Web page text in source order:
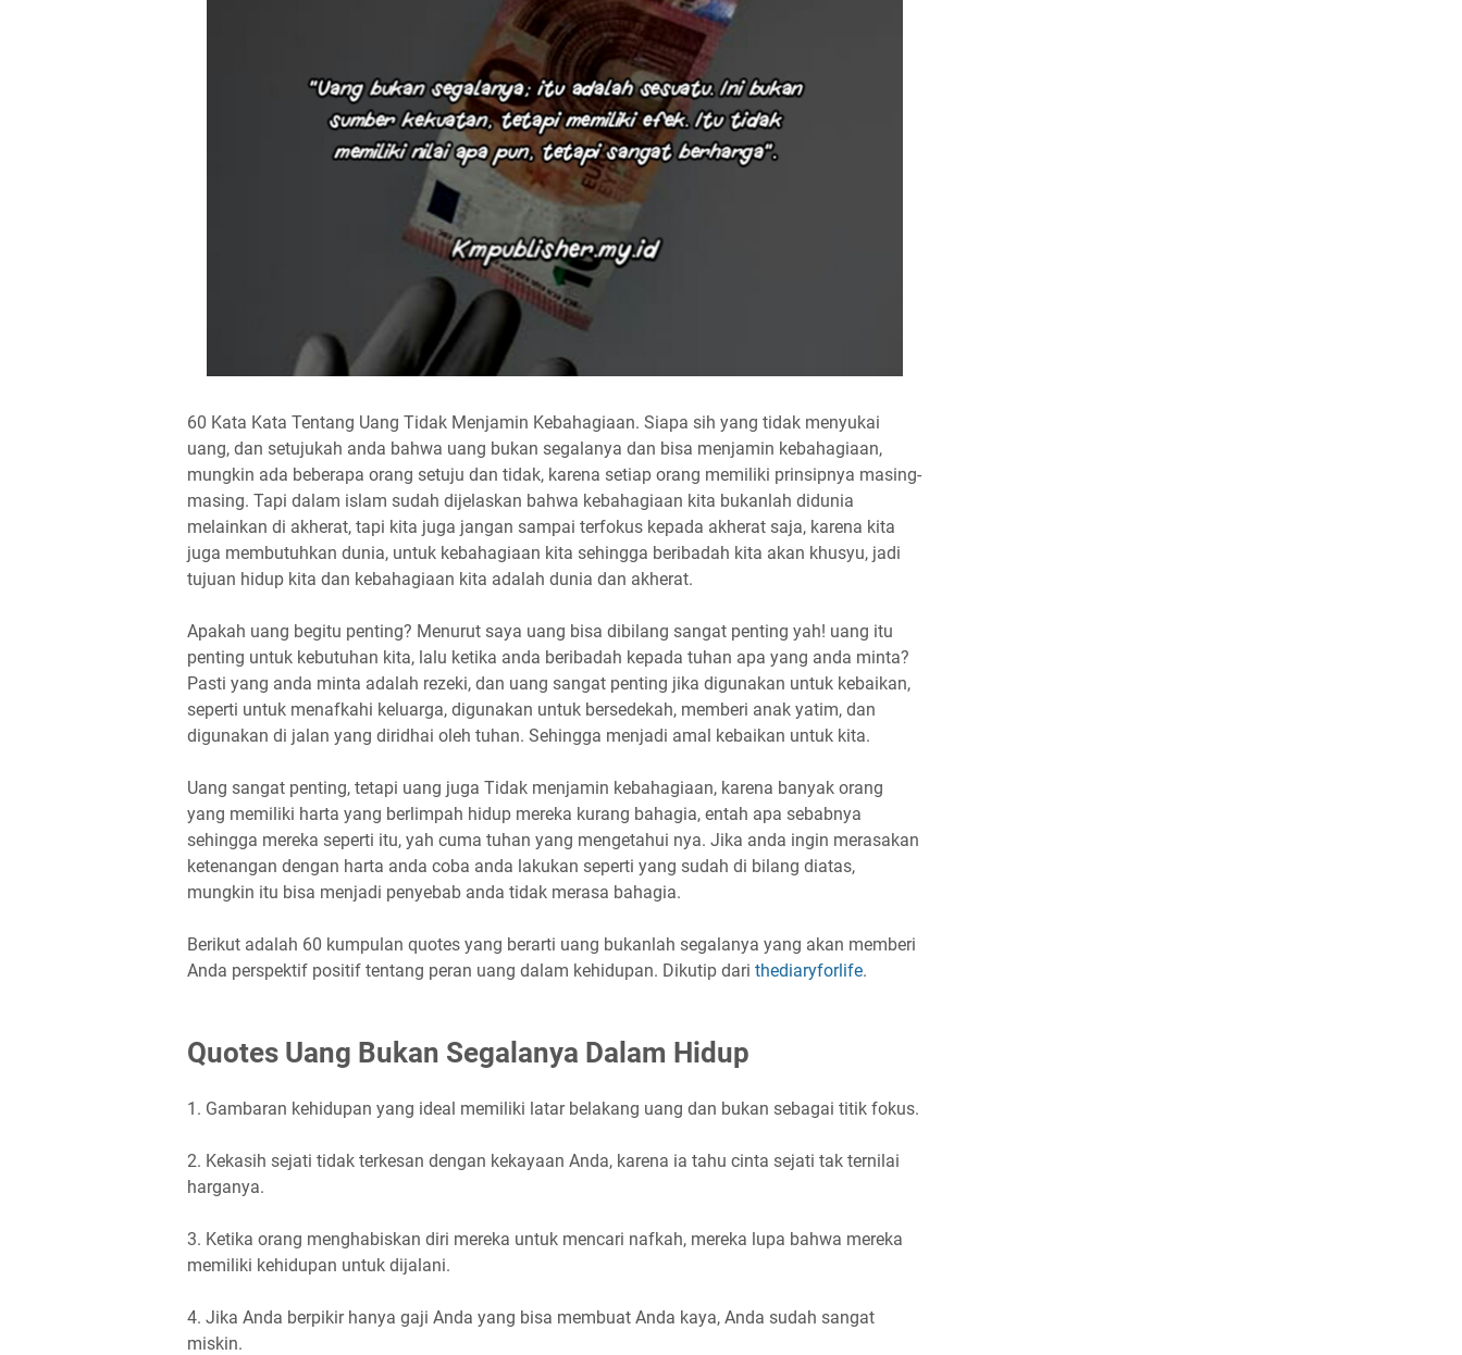
60 Kata Kata Tentang Uang Tidak Menjamin Kebahagiaan. Siapa sih yang tidak menyukai
uang, dan setujukah anda bahwa uang bukan segalanya dan bisa menjamin kebahagiaan,
mungkin ada beberapa orang setuju dan tidak, karena setiap orang memiliki prinsipnya masing-
masing. Tapi dalam islam sudah dijelaskan bahwa kebahagiaan kita bukanlah didunia
melainkan di akherat, tapi kita juga jangan sampai terfokus kepada akherat saja, karena kita
juga membutuhkan dunia, untuk kebahagiaan kita sehingga beribadah kita akan khusyu, jadi
tujuan hidup kita dan kebahagiaan kita adalah dunia dan akherat.
Apakah uang begitu penting? Menurut saya uang bisa dibilang sangat penting yah! uang itu
penting untuk kebutuhan kita, lalu ketika anda beribadah kepada tuhan apa yang anda minta?
Pasti yang anda minta adalah rezeki, dan uang sangat penting jika digunakan untuk kebaikan,
seperti untuk menafkahi keluarga, digunakan untuk bersedekah, memberi anak yatim, dan
digunakan di jalan yang diridhai oleh tuhan. Sehingga menjadi amal kebaikan untuk kita.
Uang sangat penting, tetapi uang juga Tidak menjamin kebahagiaan, karena banyak orang
yang memiliki harta yang berlimpah hidup mereka kurang bahagia, entah apa sebabnya
sehingga mereka seperti itu, yah cuma tuhan yang mengetahui nya. Jika anda ingin merasakan
ketenangan dengan harta anda coba anda lakukan seperti yang sudah di bilang diatas,
mungkin itu bisa menjadi penyebab anda tidak merasa bahagia.
Berikut adalah 60 kumpulan quotes yang berarti uang bukanlah segalanya yang akan memberi
Anda perspektif positif tentang peran uang dalam kehidupan. Dikutip dari thediaryforlife.
Quotes Uang Bukan Segalanya Dalam Hidup
1. Gambaran kehidupan yang ideal memiliki latar belakang uang dan bukan sebagai titik fokus.
2. Kekasih sejati tidak terkesan dengan kekayaan Anda, karena ia tahu cinta sejati tak ternilai
harganya.
3. Ketika orang menghabiskan diri mereka untuk mencari nafkah, mereka lupa bahwa mereka
memiliki kehidupan untuk dijalani.
4. Jika Anda berpikir hanya gaji Anda yang bisa membuat Anda kaya, Anda sudah sangat
miskin.